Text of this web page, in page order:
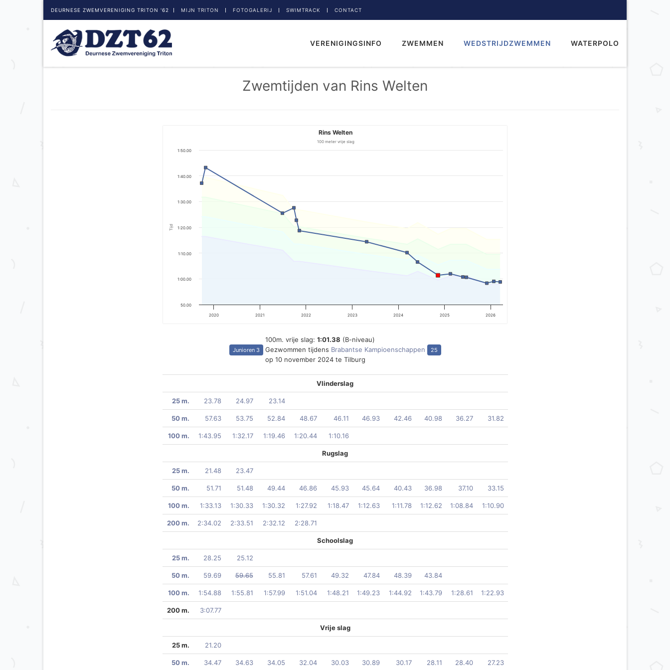
DEURNESE ZWEMVERENIGING TRITON '62 MIJN TRITON FOTOGALERIJ SWIMTRACK CONTACT
VERENIGINGSINFO ZWEMMEN WEDSTRIJDZWEMMEN WATERPOLO
Zwemtijden van Rins Welten
Tijd
Rins Welten
100 meter vrije slag
2020 2021 2022 2023 2024 2025 2026
50.00
1:00.00
1:10.00
1:20.00
1:30.00
1:40.00
1:50.00
Junioren 3
100m. vrije slag: 1:01.38 (B-niveau)
Gezwommen tijdens Brabantse Kampioenschappen
op 10 november 2024 te Tilburg
25
Vlinderslag
25 m. 23.78 24.97 23.14
50 m. 57.63 53.75 52.84 48.67 46.11 46.93 42.46 40.98 36.27 31.82
100 m. 1:43.95 1:32.17 1:19.46 1:20.44 1:10.16
Rugslag
25 m. 21.48 23.47
50 m. 51.71 51.48 49.44 46.86 45.93 45.64 40.43 36.98 37.10 33.15
100 m. 1:33.13 1:30.33 1:30.32 1:27.92 1:18.47 1:12.63 1:11.78 1:12.62 1:08.84 1:10.90
200 m. 2:34.02 2:33.51 2:32.12 2:28.71
Schoolslag
25 m. 28.25 25.12
50 m. 59.69 59.65 55.81 57.61 49.32 47.84 48.39 43.84
100 m. 1:54.88 1:55.81 1:57.99 1:51.04 1:48.21 1:49.23 1:44.92 1:43.79 1:28.61 1:22.93
200 m. 3:07.77
Vrije slag
25 m. 21.20
50 m. 34.47 34.63 34.05 32.04 30.03 30.89 30.17 28.11 28.40 27.23